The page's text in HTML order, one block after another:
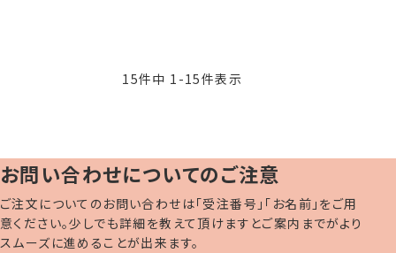
15件中 1 -15件表示
お問い合わせについてのご注意
ご注文についてのお問い合わせは「受注番号」「お名前」をご用
意ください。少しでも詳細を教えて頂けますとご案内までがより
スムーズに進めることが出来ます。